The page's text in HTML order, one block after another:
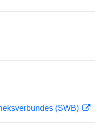
(SWB)